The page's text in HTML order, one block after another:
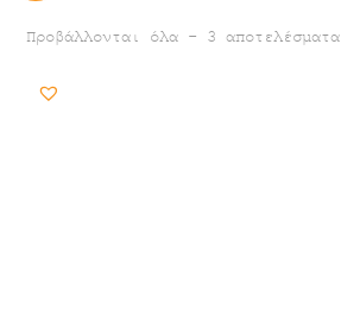
Προβάλλονται όλα - 3 αποτελέσματα